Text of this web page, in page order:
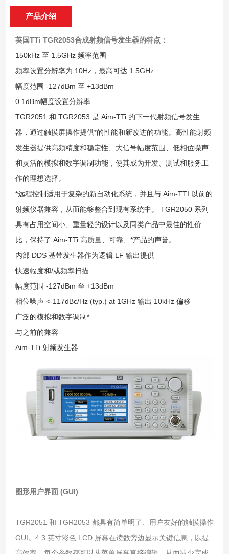
产品介绍
英国TTi TGR2053合成射频信号发生器的特点：
150kHz 至 1.5GHz 频率范围
频率设置分辨率为 10Hz，最高可达 1.5GHz
幅度范围 -127dBm 至 +13dBm
0.1dBm幅度设置分辨率
TGR2051 和 TGR2053 是 Aim-TTi 的下一代射频信号发生
器，通过触摸屏操作提供*的性能和新改进的功能。高性能射频
发生器提供高频精度和稳定性、大信号幅度范围、低相位噪声
和灵活的模拟和数字调制功能，使其成为开发、测试和服务工
作的理想选择。
*远程控制适用于复杂的新自动化系统，并且与 Aim-TTI 以前的
射频仪器兼容，从而能够整合到现有系统中。 TGR2050 系列
具有占用空间小、重量轻的设计以及同类产品中最佳的性价
比，保持了 Aim-TTi 高质量、可靠、*产品的声誉。
内部 DDS 基带发生器作为逻辑 LF 输出提供
快速幅度和/或频率扫描
幅度范围 -127dBm 至 +13dBm
相位噪声 <-117dBc/Hz (typ.) at 1GHz 输出 10kHz 偏移
广泛的模拟和数字调制*
与之前的兼容
Aim-TTi 射频发生器
图形用户界面 (GUI)
TGR2051 和 TGR2053 都具有简单明了、用户友好的触摸操作
GUI。 4.3 英寸彩色 LCD 屏幕在读数旁边显示关键信息，以提